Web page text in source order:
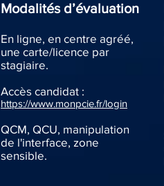
Modalités d’évaluation
En ligne, en centre agréé,
une carte/licence par
stagiaire.
Accès candidat :
https://www.monpcie.fr/login
QCM, QCU, manipulation
de l'interface, zone
sensible.